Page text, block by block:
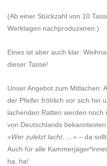
(Ab einer Stückzahl von 10
Werktagen nachproduzieren.)
Eines ist aber auch klar:
dieser Tasse!
Unser Angebot zum Mitlachen:
der Pfeifer fröhlich vor sich hin
lachenden Ratten werden
von Deutschlands
»Wer zuletzt lacht, …« – da
Auch für alle
ha, ha!